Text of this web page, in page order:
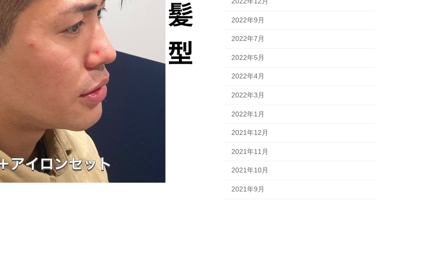
2022年9月
2022年7月
2022年5月
2022年4月
2022年3月
2022年1月
2021年12月
2021年11月
2021年10月
2021年9月